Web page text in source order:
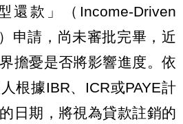
還款」（Income-Driven
申請，尚未審批完畢，近
擔憂是否將影響進度。依
根據IBR、ICR或PAYE計
日期，將視為貸款註銷的